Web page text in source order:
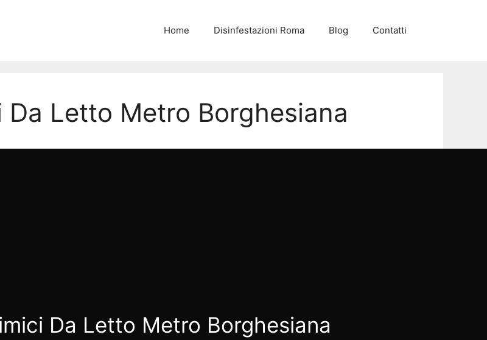
Home Disinfestazioni Roma Blog Contatti
Letto Metro Borghesiana
Da Letto Metro Borghesiana